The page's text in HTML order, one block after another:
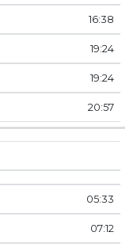
16:38
19:24
19:24
20:57
05:33
07:12